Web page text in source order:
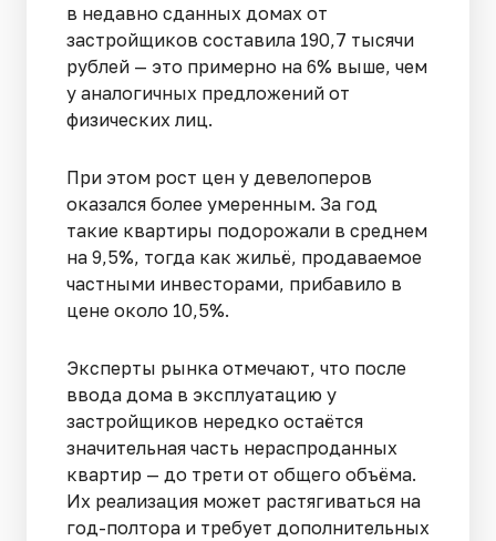
в недавно сданных домах от
застройщиков составила 190,7 тысячи
рублей — это примерно на 6% выше, чем
у аналогичных предложений от
физических лиц.
При этом рост цен у девелоперов
оказался более умеренным. За год
такие квартиры подорожали в среднем
на 9,5%, тогда как жильё, продаваемое
частными инвесторами, прибавило в
цене около 10,5%.
Эксперты рынка отмечают, что после
ввода дома в эксплуатацию у
застройщиков нередко остаётся
значительная часть нераспроданных
квартир — до трети от общего объёма.
Их реализация может растягиваться на
год-полтора и требует дополнительных